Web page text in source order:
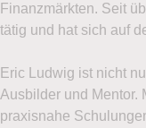
Ich möchte den
Mail erhalten:
Marktanalysen
Finanzmärkten. Seit
tätig und hat sich auf
Eric Ludwig ist nicht
Ausbilder und Mentor.
praxisnahe